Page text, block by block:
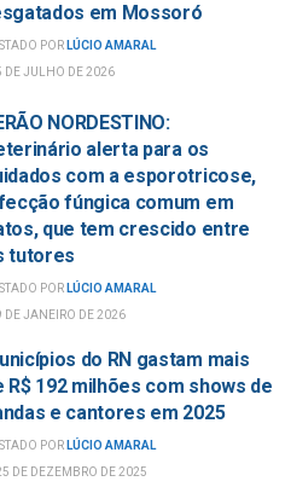
em Mossoró
POR LÚCIO AMARAL
DE JULHO DE 2026
NORDESTINO:
alerta para os
com a esporotricose,
fúngica comum em
que tem crescido entre
tutores
POR LÚCIO AMARAL
DE JANEIRO DE 2026
do RN gastam mais
R$ 192 milhões com shows de
e cantores em 2025
POR LÚCIO AMARAL
DE DEZEMBRO DE 2025